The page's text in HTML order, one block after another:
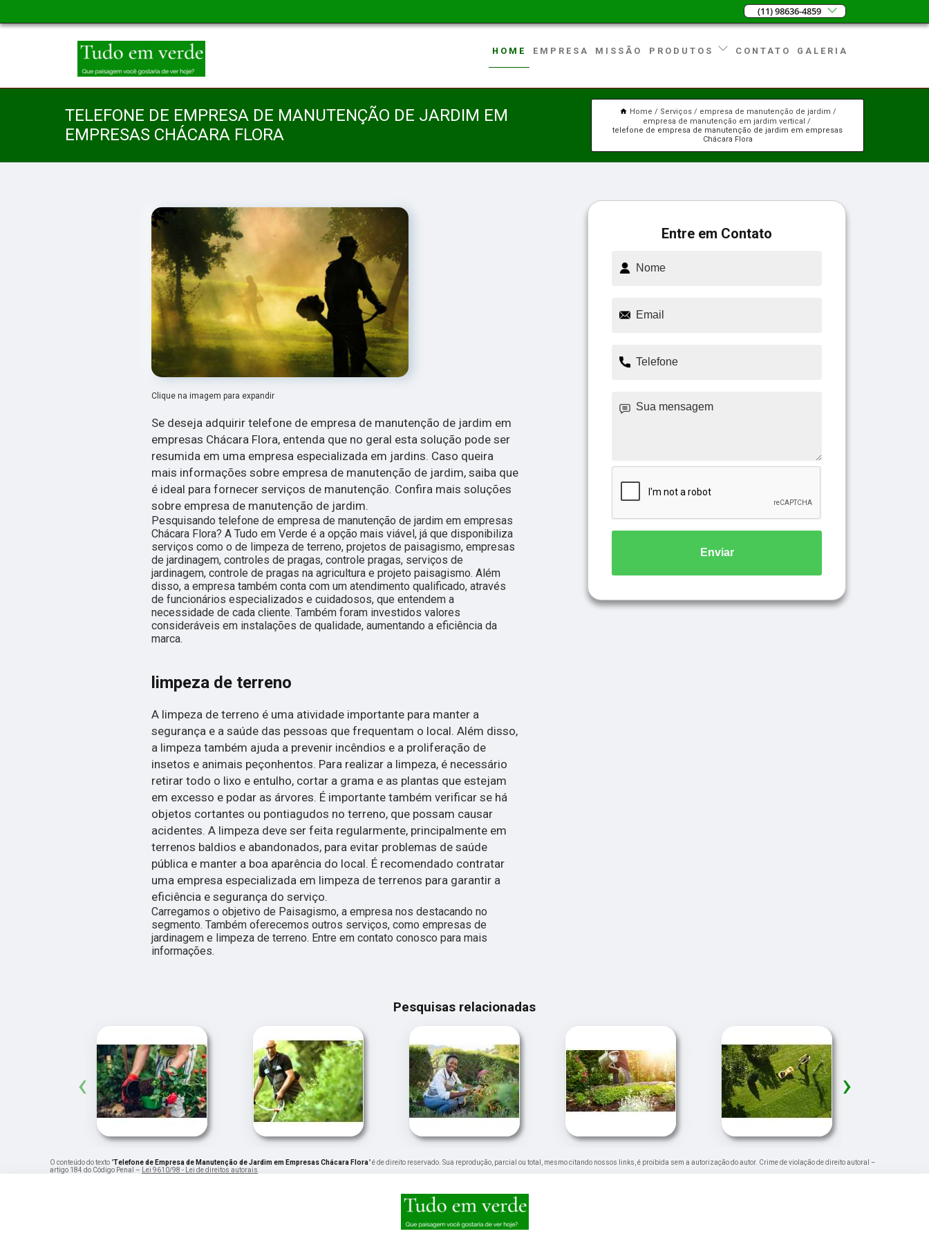
(11) 98636-4859
HOME EMPRESA MISSÃO PRODUTOS CONTATO GALERIA
TELEFONE DE EMPRESA DE MANUTENÇÃO DE JARDIM EM
EMPRESAS CHÁCARA FLORA
Home Serviços
empresa de manutenção de jardim
empresa de manutenção em jardim vertical
telefone de empresa de manutenção de jardim em empresas
Chácara Flora
Clique na imagem para expandir
Se deseja adquirir telefone de empresa de manutenção de jardim em
empresas Chácara Flora, entenda que no geral esta solução pode ser
resumida em uma empresa especializada em jardins. Caso queira
mais informações sobre empresa de manutenção de jardim, saiba que
é ideal para fornecer serviços de manutenção. Confira mais soluções
sobre empresa de manutenção de jardim.
Pesquisando telefone de empresa de manutenção de jardim em empresas
Chácara Flora? A Tudo em Verde é a opção mais viável, já que disponibiliza
serviços como o de limpeza de terreno, projetos de paisagismo, empresas
de jardinagem, controles de pragas, controle pragas, serviços de
jardinagem, controle de pragas na agricultura e projeto paisagismo. Além
disso, a empresa também conta com um atendimento qualificado, através
de funcionários especializados e cuidadosos, que entendem a
necessidade de cada cliente. Também foram investidos valores
consideráveis em instalações de qualidade, aumentando a eficiência da
marca.
limpeza de terreno
A limpeza de terreno é uma atividade importante para manter a
segurança e a saúde das pessoas que frequentam o local. Além disso,
a limpeza também ajuda a prevenir incêndios e a proliferação de
insetos e animais peçonhentos. Para realizar a limpeza, é necessário
retirar todo o lixo e entulho, cortar a grama e as plantas que estejam
em excesso e podar as árvores. É importante também verificar se há
objetos cortantes ou pontiagudos no terreno, que possam causar
acidentes. A limpeza deve ser feita regularmente, principalmente em
terrenos baldios e abandonados, para evitar problemas de saúde
pública e manter a boa aparência do local. É recomendado contratar
uma empresa especializada em limpeza de terrenos para garantir a
eficiência e segurança do serviço.
Carregamos o objetivo de Paisagismo, a empresa nos destacando no
segmento. Também oferecemos outros serviços, como empresas de
jardinagem e limpeza de terreno. Entre em contato conosco para mais
informações.
Entre em Contato
Enviar
Pesquisas relacionadas
‹ ›
O conteúdo do texto "Telefone de Empresa de Manutenção de Jardim em Empresas Chácara Flora" é de direito reservado. Sua reprodução, parcial ou total, mesmo citando nossos links, é proibida sem a autorização do autor. Crime de violação de direito autoral –
artigo 184 do Código Penal –
Lei 9610/98 - Lei de direitos autorais